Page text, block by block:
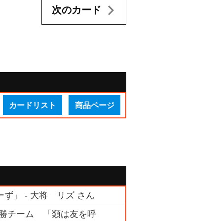
次のカード
カードリスト 商品ページ
ず」 - 大将 リズ さん
チーム 「類は友を呼